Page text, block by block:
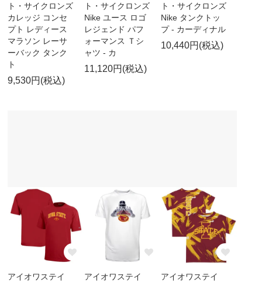
ト・サイクロンズ
カレッジ コンセ
プト レディース
マラソン レーサ
ーバック タンク
ト
9,530円(税込)
ト・サイクロンズ
Nike ユース ロゴ
レジェンド パフ
ォーマンス Ｔシ
ャツ - カ
11,120円(税込)
ト・サイクロンズ
Nike タンクトッ
プ - カーディナル
10,440円(税込)
アイオワステイ
アイオワステイ
アイオワステイ